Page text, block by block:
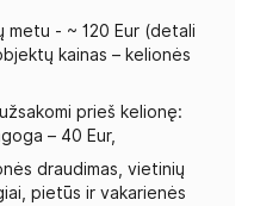
metu - ~ 120 Eur (detali
kainas – kelionės
prieš kelionę:
– 40 Eur,
draudimas, vietinių
pietūs ir vakarienės